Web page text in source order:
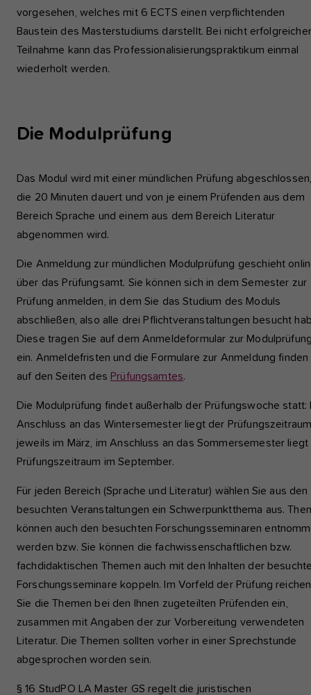
vorgesehen, welches mit 6 ECTS einen verpflichtenden
Baustein des Masterstudiums darstellt. Bei nicht erfolgreicher
Teilnahme kann das Professionalisierungspraktikum einmal
wiederholt werden.
Die Modulprüfung
Das Modul wird mit einer mündlichen Prüfung
die 20 Minuten dauert und von je einem Prüfenden aus dem
Bereich Sprache und einem aus dem Bereich Literatur
abgenommen wird.
Die Anmeldung zur mündlichen Modulprüfung geschieht
über das Prüfungsamt. Sie können sich in dem Semester zur
Prüfung anmelden, in dem Sie das Studium des Moduls
abschließen, also alle drei Pflichtveranstaltungen besucht
Diese tragen Sie auf dem Anmeldeformular zur
ein. Anmeldefristen und die Formulare zur Anmeldung finden
auf den Seiten des Prüfungsamtes.
Die Modulprüfung findet außerhalb der Prüfungswoche statt:
Anschluss an das Wintersemester liegt der
jeweils im März, im Anschluss an das Sommersemester liegt
Prüfungszeitraum im September.
Für jeden Bereich (Sprache und Literatur) wählen Sie aus den
besuchten Veranstaltungen ein Schwerpunktthema aus.
können auch den besuchten Forschungsseminaren
werden bzw. Sie können die fachwissenschaftlichen bzw.
fachdidaktischen Themen auch mit den Inhalten der
Forschungsseminare koppeln. Im Vorfeld der Prüfung reichen
Sie die Themen bei den Ihnen zugeteilten Prüfenden ein,
zusammen mit Angaben der zur Vorbereitung verwendeten
Literatur. Die Themen sollten vorher in einer Sprechstunde
abgesprochen worden sein.
§ 16 StudPO LA Master GS regelt die juristischen